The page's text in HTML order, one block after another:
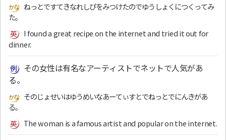
ねっとですてきなれしぴをみつけたのでゆうしょくにつくってみ
た。
I found a great recipe on the internet and tried it out for
dinner.
その女性は有名なアーティストでネットで人気があ
る。
そのじょせいはゆうめいなあーてぃすとでねっとでにんきがあ
る。
The woman is a famous artist and popular on the internet.